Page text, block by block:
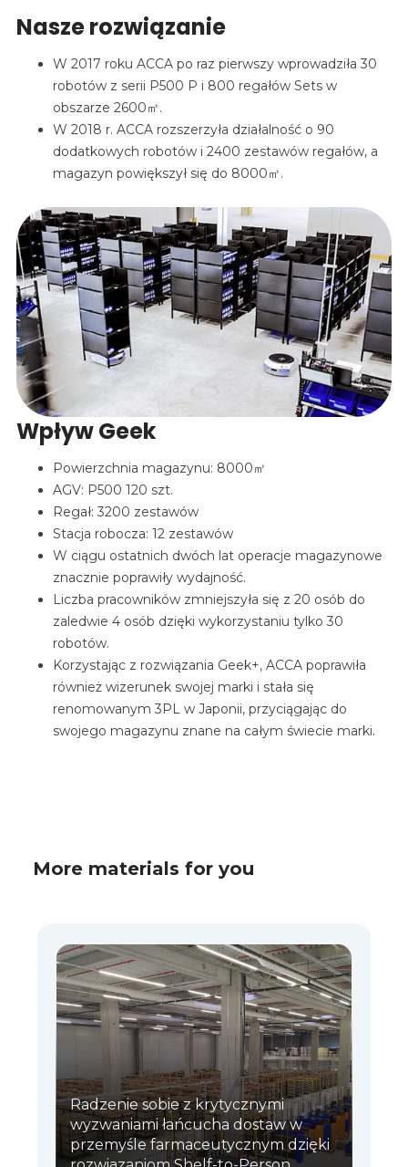
Nasze rozwiązanie
W 2017 roku ACCA po raz pierwszy wprowadziła 30
robotów z serii P500 P i 800 regałów Sets w
obszarze 2600㎡.
W 2018 r. ACCA rozszerzyła działalność o 90
dodatkowych robotów i 2400 zestawów regałów, a
magazyn powiększył się do 8000㎡.
Wpływ Geek
Powierzchnia magazynu: 8000㎡
AGV: P500 120 szt.
Regał: 3200 zestawów
Stacja robocza: 12 zestawów
W ciągu ostatnich dwóch lat operacje magazynowe
znacznie poprawiły wydajność.
Liczba pracowników zmniejszyła się z 20 osób do
zaledwie 4 osób dzięki wykorzystaniu tylko 30
robotów.
Korzystając z rozwiązania Geek+, ACCA poprawiła
również wizerunek swojej marki i stała się
renomowanym 3PL w Japonii, przyciągając do
swojego magazynu znane na całym świecie marki.
More materials for you
Radzenie sobie z krytycznymi
wyzwaniami łańcucha dostaw w
przemyśle farmaceutycznym dzięki